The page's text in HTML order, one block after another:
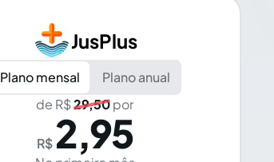
JusPlus
Plano mensal
Plano anual
de R$29,50por
R$ 2,95